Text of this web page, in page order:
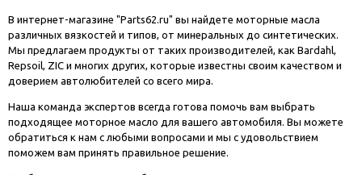
В интернет-магазине "Parts62.ru" вы найдете моторные масла
различных вязкостей и типов, от минеральных до синтетических.
Мы предлагаем продукты от таких производителей, как Bardahl,
Repsoil, ZIC и многих других, которые известны своим качеством и
доверием автолюбителей со всего мира.
Наша команда экспертов всегда готова помочь вам выбрать
подходящее моторное масло для вашего автомобиля. Вы можете
обратиться к нам с любыми вопросами и мы с удовольствием
поможем вам принять правильное решение.